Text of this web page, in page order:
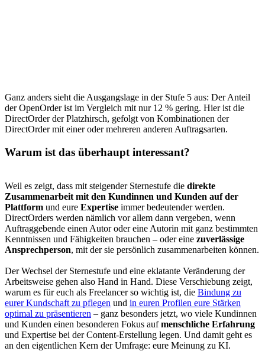
Ganz anders sieht die Ausgangslage in der Stufe 5 aus: Der Anteil
der OpenOrder ist im Vergleich mit nur 12 % gering. Hier ist die
DirectOrder der Platzhirsch, gefolgt von Kombinationen der
DirectOrder mit einer oder mehreren anderen Auftragsarten.
Warum ist das überhaupt interessant?
Weil es zeigt, dass mit steigender Sternestufe die direkte
Zusammenarbeit mit den Kundinnen und Kunden auf der
Plattform und eure Expertise immer bedeutender werden.
DirectOrders werden nämlich vor allem dann vergeben, wenn
Auftraggebende einen Autor oder eine Autorin mit ganz bestimmten
Kenntnissen und Fähigkeiten brauchen – oder eine zuverlässige
Ansprechperson, mit der sie persönlich zusammenarbeiten können.
Der Wechsel der Sternestufe und eine eklatante Veränderung der
Arbeitsweise gehen also Hand in Hand. Diese Verschiebung zeigt,
warum es für euch als Freelancer so wichtig ist, die Bindung zu
eurer Kundschaft zu pflegen und in euren Profilen eure Stärken
optimal zu präsentieren – ganz besonders jetzt, wo viele Kundinnen
und Kunden einen besonderen Fokus aufmenschliche Erfahrung
und Expertise bei der Content-Erstellung legen. Und damit geht es
an den eigentlichen Kern der Umfrage: eure Meinung zu KI.